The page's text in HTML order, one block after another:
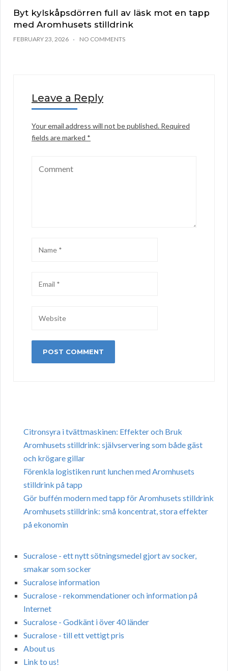
Byt kylskåpsdörren full av läsk mot en tapp
med Aromhusets stilldrink
FEBRUARY 23, 2026 NO COMMENTS
Leave a Reply
Your email address will not be published. Required
fields are marked *
Citronsyra i tvättmaskinen: Effekter och Bruk
Aromhusets stilldrink: självservering som både gäst
och krögare gillar
Förenkla logistiken runt lunchen med Aromhusets
stilldrink på tapp
Gör buffén modern med tapp för Aromhusets stilldrink
Aromhusets stilldrink: små koncentrat, stora effekter
på ekonomin
Sucralose - ett nytt sötningsmedel gjort av socker,
smakar som socker
Sucralose information
Sucralose - rekommendationer och information på
Internet
Sucralose - Godkänt i över 40 länder
Sucralose - till ett vettigt pris
About us
Link to us!